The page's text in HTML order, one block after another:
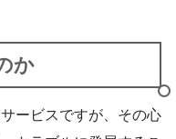
か
ービスですが、その心